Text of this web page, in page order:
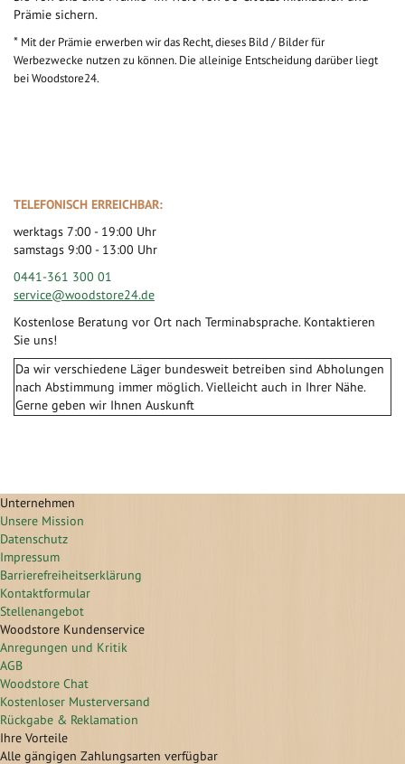
Prämie sichern.
* Mit der Prämie erwerben wir das Recht, dieses Bild / Bilder für
Werbezwecke nutzen zu können. Die alleinige Entscheidung darüber liegt
bei Woodstore24.
TELEFONISCH ERREICHBAR:
werktags 7:00 - 19:00 Uhr
samstags 9:00 - 13:00 Uhr
0441-361 300 01
service@woodstore24.de
Kostenlose Beratung vor Ort nach Terminabsprache. Kontaktieren
Sie uns!
Da wir verschiedene Läger bundesweit betreiben sind Abholungen
nach Abstimmung immer möglich. Vielleicht auch in Ihrer Nähe.
Gerne geben wir Ihnen Auskunft
Unternehmen
Unsere Mission
Datenschutz
Impressum
Barrierefreiheitserklärung
Kontaktformular
Stellenangebot
Woodstore Kundenservice
Anregungen und Kritik
AGB
Woodstore Chat
Kostenloser Musterversand
Rückgabe & Reklamation
Ihre Vorteile
Alle gängigen Zahlungsarten verfügbar